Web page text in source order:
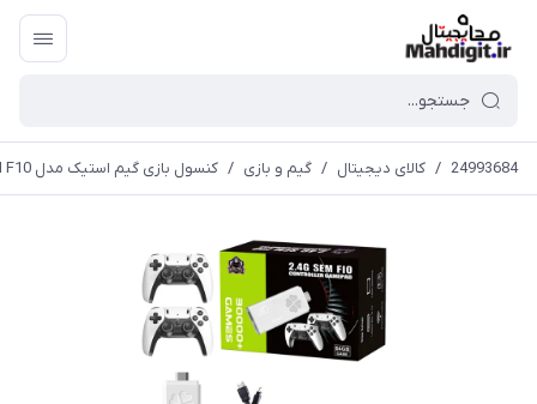
24993684
/ کالای دیجیتال / گیم و بازی / کنسول بازی گیم استیک مدل Game Stick SEM F10